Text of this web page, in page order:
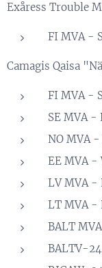
Exåress Trouble
FI MVA -
Camagis Qaisa
FI MVA -
SE MVA
NO MVA
EE MVA
LV MVA -
LT MVA -
BALT
BALTV-